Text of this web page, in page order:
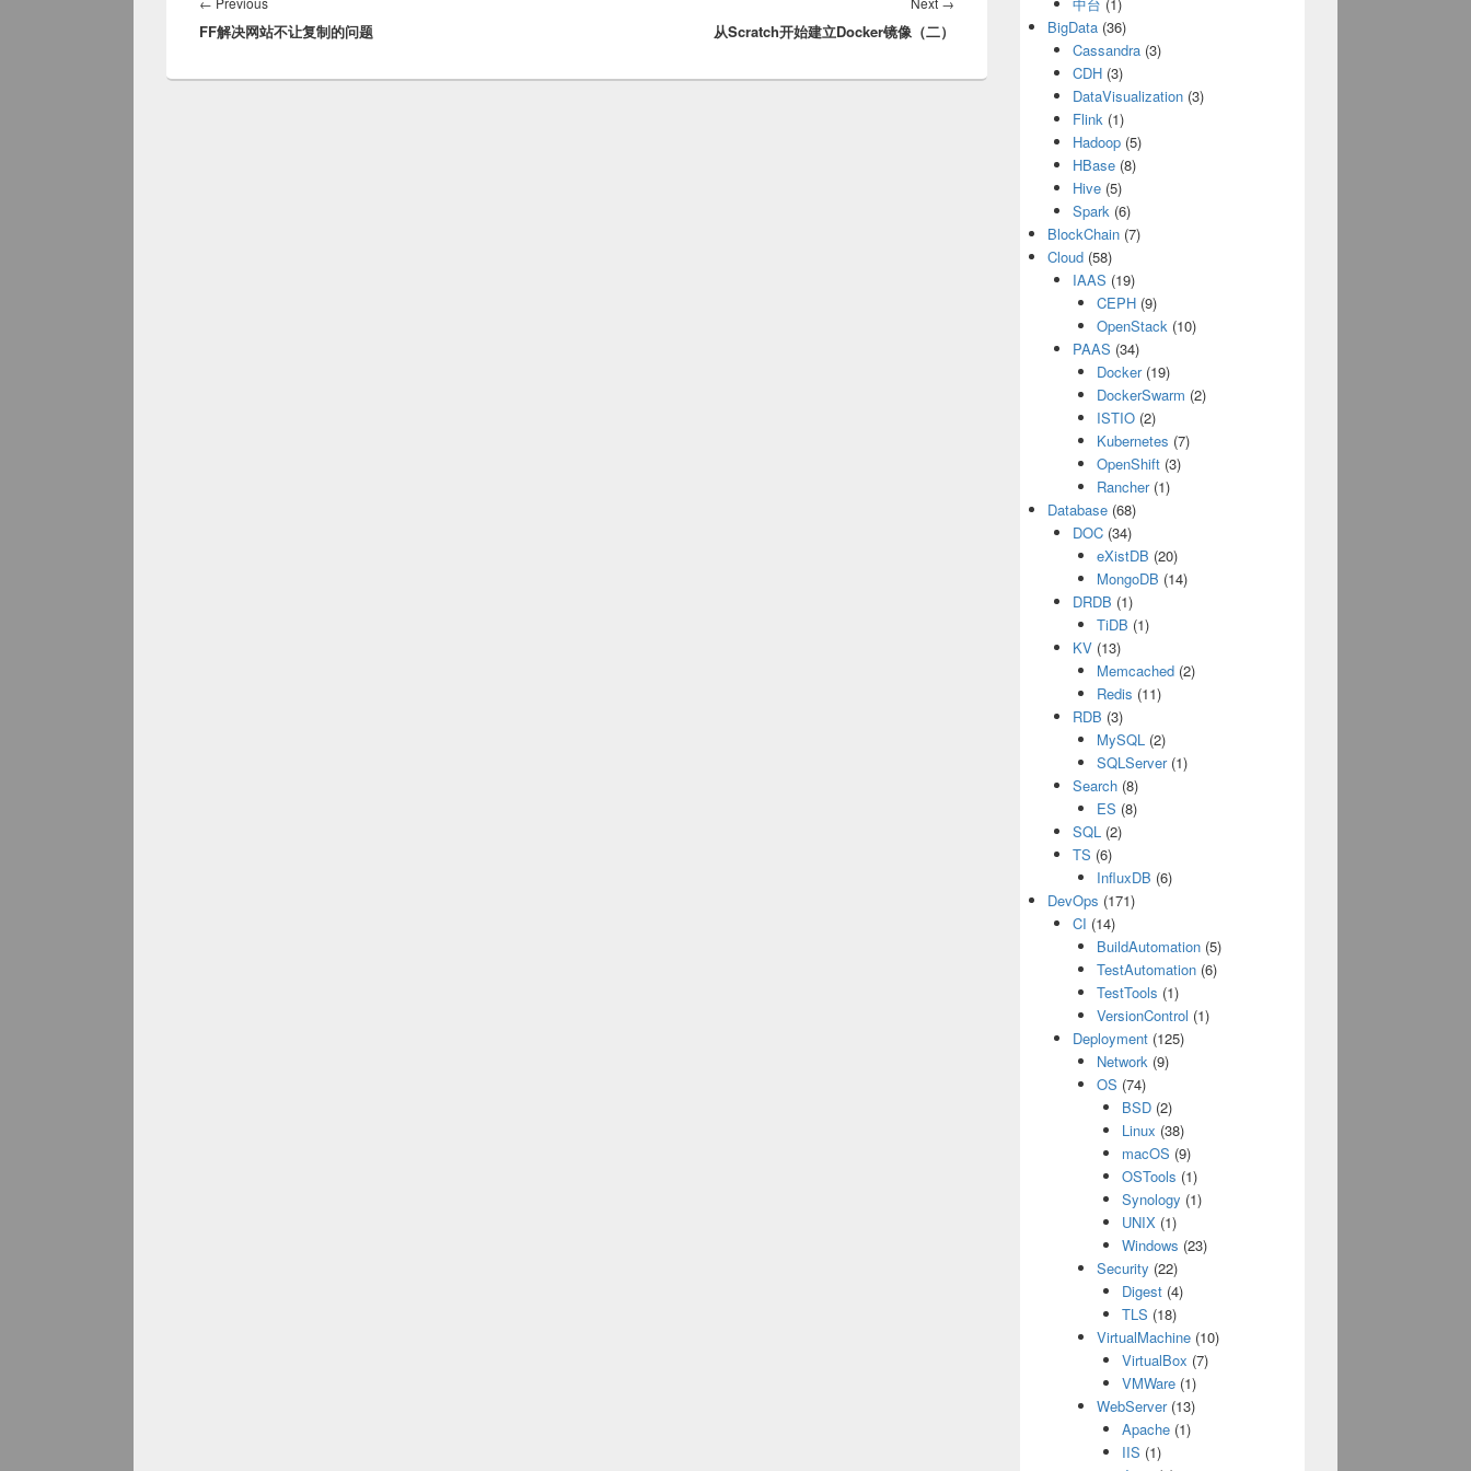
post:
FF解决网站不让复制的问题 从Scratch开始建立Docker镜像（二）
BigData (36)
Cassandra(3)
CDH(3)
DataVisualization(3)
Flink(1)
Hadoop(5)
HBase(8)
Hive(5)
Spark(6)
BlockChain (7)
Cloud (58)
IAAS (19)
CEPH (9)
OpenStack (10)
PAAS (34)
Docker(19)
DockerSwarm (2)
ISTIO (2)
Kubernetes (7)
OpenShift (3)
Rancher(1)
Database (68)
DOC(34)
eXistDB (20)
MongoDB (14)
DRDB (1)
TiDB (1)
KV(13)
Memcached (2)
Redis (11)
RDB (3)
MySQL (2)
SQLServer(1)
Search(8)
ES (8)
SQL(2)
TS (6)
InfluxDB (6)
DevOps (171)
CI (14)
BuildAutomation (5)
TestAutomation (6)
TestTools (1)
VersionControl (1)
Deployment(125)
Network (9)
OS (74)
BSD(2)
Linux (38)
macOS (9)
OSTools (1)
Synology (1)
UNIX(1)
Windows (23)
Security (22)
Digest(4)
TLS (18)
VirtualMachine (10)
VirtualBox (7)
VMWare(1)
WebServer(13)
Apache(1)
IIS (1)